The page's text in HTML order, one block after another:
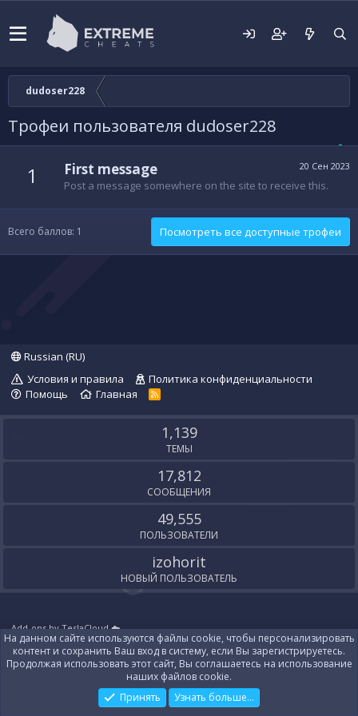
dudoser228
Трофеи пользователя dudoser228
1 20 Сен 2023
First message
Post a message somewhere on the site to receive this.
Всего баллов: 1 Посмотреть все доступные трофеи
Russian (RU)
Условия и правила
Политика конфиденциальности
Помощь
Главная
R
S
1,139
ТЕМЫ
17,812
СООБЩЕНИЯ
49,555
ПОЛЬЗОВАТЕЛИ
izohorit
НОВЫЙ ПОЛЬЗОВАТЕЛЬ
Add-ons by TeslaCloud ☁️
Локализация отXenForo.Info
Контакты
На данном сайте используются файлы cookie, чтобы персонализировать
контент и сохранить Ваш вход в систему, если Вы зарегистрируетесь.
Продолжая использовать этот сайт, Вы соглашаетесь на использование
наших файлов cookie.
Принять
Узнать больше...